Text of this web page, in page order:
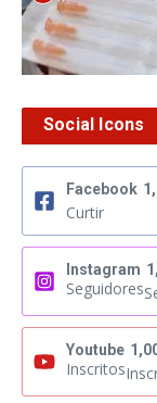
Social Icons
Facebook
Curtir
Instagram
Seguidores
Youtube
Inscritos